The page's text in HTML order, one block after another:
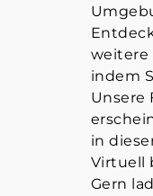
weitere
indem
Unsere
in
Virtuell
Gern